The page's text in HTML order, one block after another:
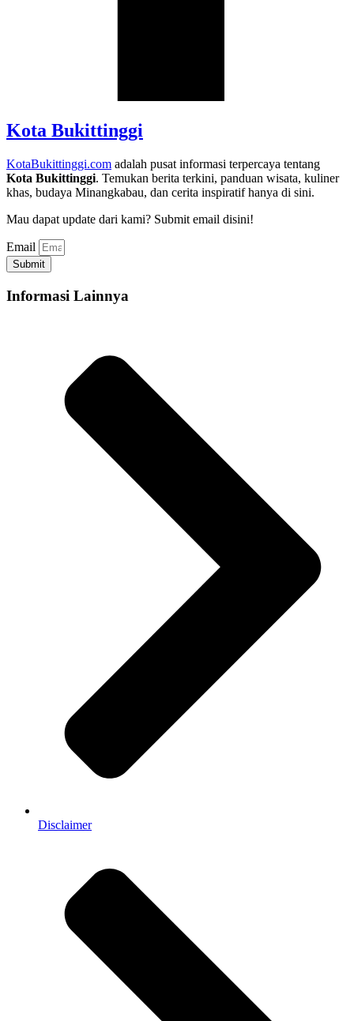
Kota Bukittinggi
KotaBukittinggi.com adalah pusat informasi terpercaya tentang
Kota Bukittinggi. Temukan berita terkini, panduan wisata, kuliner
khas, budaya Minangkabau, dan cerita inspiratif hanya di sini.
Mau dapat update dari kami? Submit email disini!
Email
Submit
Informasi Lainnya
Disclaimer